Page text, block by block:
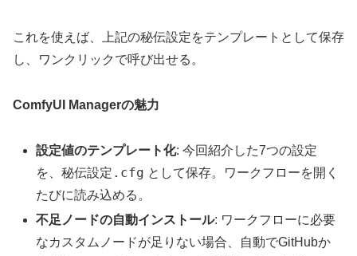
これを使えば、上記の秘伝設定をテンプレートとして保存
し、ワンクリックで呼び出せる。
ComfyUI Managerの魅力
設定値のテンプレート化: 今回紹介した7つの設定
を、秘伝設定.cfg として保存。ワークフローを開く
たびに読み込める。
不足ノードの自動インストール: ワークフローに必要
なカスタムノードが足りない場合、自動でGitHubか